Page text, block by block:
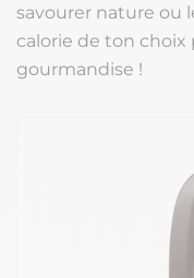
savourer nature ou
calorie de ton choix
gourmandise !